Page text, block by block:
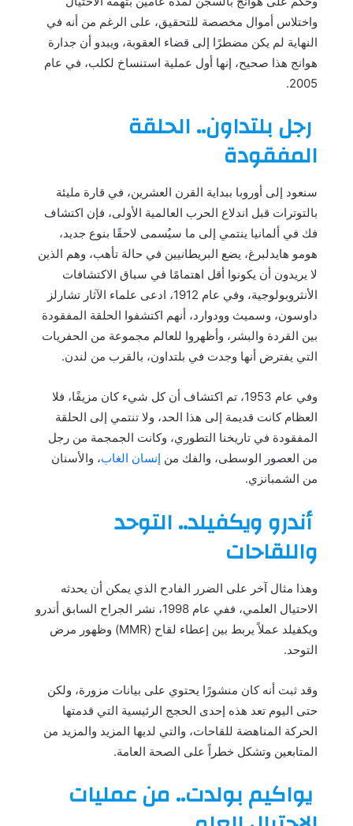
واختلاس أموال مخصصة للتحقيق، على الرغم من أنه في
النهاية لم يكن مضطرًا إلى قضاء العقوبة، ويبدو أن جدارة
هوانج هذا صحيح، إنها أول عملية استنساخ لكلب، في عام
2005.
رجل بلتداون.. الحلقة
المفقودة
سنعود إلى أوروبا ببداية القرن العشرين، في قارة مليئة
بالتوترات قبل اندلاع الحرب العالمية الأولى، فإن اكتشاف
فك في ألمانيا ينتمي إلى ما سيُسمى لاحقًا بنوع جديد،
هومو هايدلبرغ، يضع البريطانيين في حالة تأهب، وهم الذين
لا يريدون أن يكونوا أقل اهتمامًا في سباق الاكتشافات
الأنثروبولوجية، وفي عام 1912، ادعى علماء الآثار تشارلز
داوسون، وسميث وودوارد، أنهم اكتشفوا الحلقة المفقودة
بين القردة والبشر، وأظهروا للعالم مجموعة من الحفريات
التي يفترض أنها وجدت في بلتداون، بالقرب من لندن.
وفي عام 1953، تم اكتشاف أن كل شيء كان مزيفًا، فلا
العظام كانت قديمة إلى هذا الحد، ولا تنتمي إلى الحلقة
المفقودة في تاريخنا التطوري، وكانت الجمجمة من رجل
من العصور الوسطى، والفك من إنسان الغاب، والأسنان
من الشمبانزي.
أندرو ويكفيلد.. التوحد
واللقاحات
وهذا مثال آخر على الضرر الفادح الذي يمكن أن يحدثه
الاحتيال العلمي، ففي عام 1998، نشر الجراح السابق أندرو
ويكفيلد عملاً يربط بين إعطاء لقاح (MMR) وظهور مرض
التوحد.
وقد ثبت أنه كان منشورًا يحتوي على بيانات مزورة، ولكن
حتى اليوم تعد هذه إحدى الحجج الرئيسية التي قدمتها
الحركة المناهضة للقاحات، والتي لديها المزيد والمزيد من
المتابعين وتشكل خطراً على الصحة العامة.
يواكيم بولدت.. من عمليات